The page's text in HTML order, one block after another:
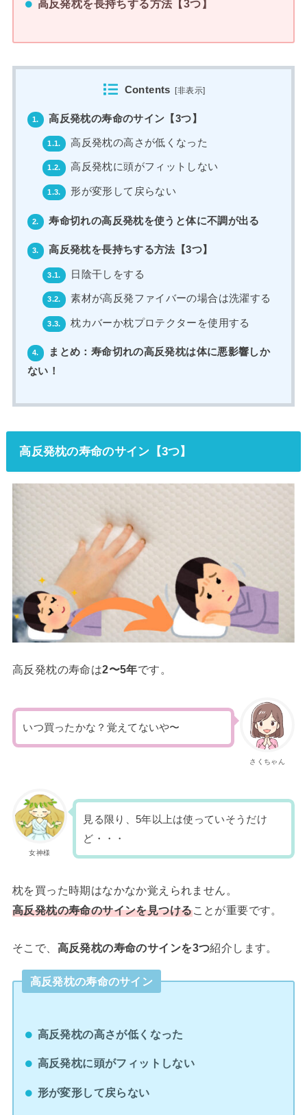
高反発枕を長持ちする方法【3つ】
Contents [非表示]
1. 高反発枕の寿命のサイン【3つ】
1.1. 高反発枕の高さが低くなった
1.2. 高反発枕に頭がフィットしない
1.3. 形が変形して戻らない
2. 寿命切れの高反発枕を使うと体に不調が出る
3. 高反発枕を長持ちする方法【3つ】
3.1. 日陰干しをする
3.2. 素材が高反発ファイバーの場合は洗濯する
3.3. 枕カバーか枕プロテクターを使用する
4.
まとめ：寿命切れの高反発枕は体に悪影響しか
ない！
高反発枕の寿命のサイン【3つ】
高反発枕の寿命は2〜5年です。
さくちゃん
いつ買ったかな？覚えてないや〜
女神様
見る限り、5年以上は使っていそうだけ
ど・・・
枕を買った時期はなかなか覚えられません。
高反発枕の寿命のサインを見つけることが重要です。
そこで、 高反発枕の寿命のサインを3つ紹介します。
高反発枕の寿命のサイン
高反発枕の高さが低くなった
高反発枕に頭がフィットしない
形が変形して戻らない